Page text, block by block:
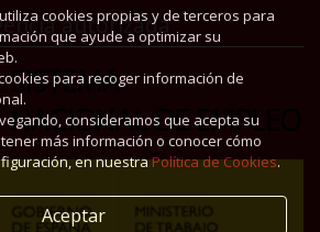
autorizada
cookies propias y de terceros para
que ayude a optimizar su
para recoger información de
consideramos que acepta su
más información o conocer cómo
en nuestraPolítica de Cookies.
Aceptar